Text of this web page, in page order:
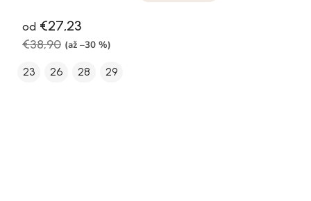
od €27,23
€38,90 (až –30 %)
23 26 28 29